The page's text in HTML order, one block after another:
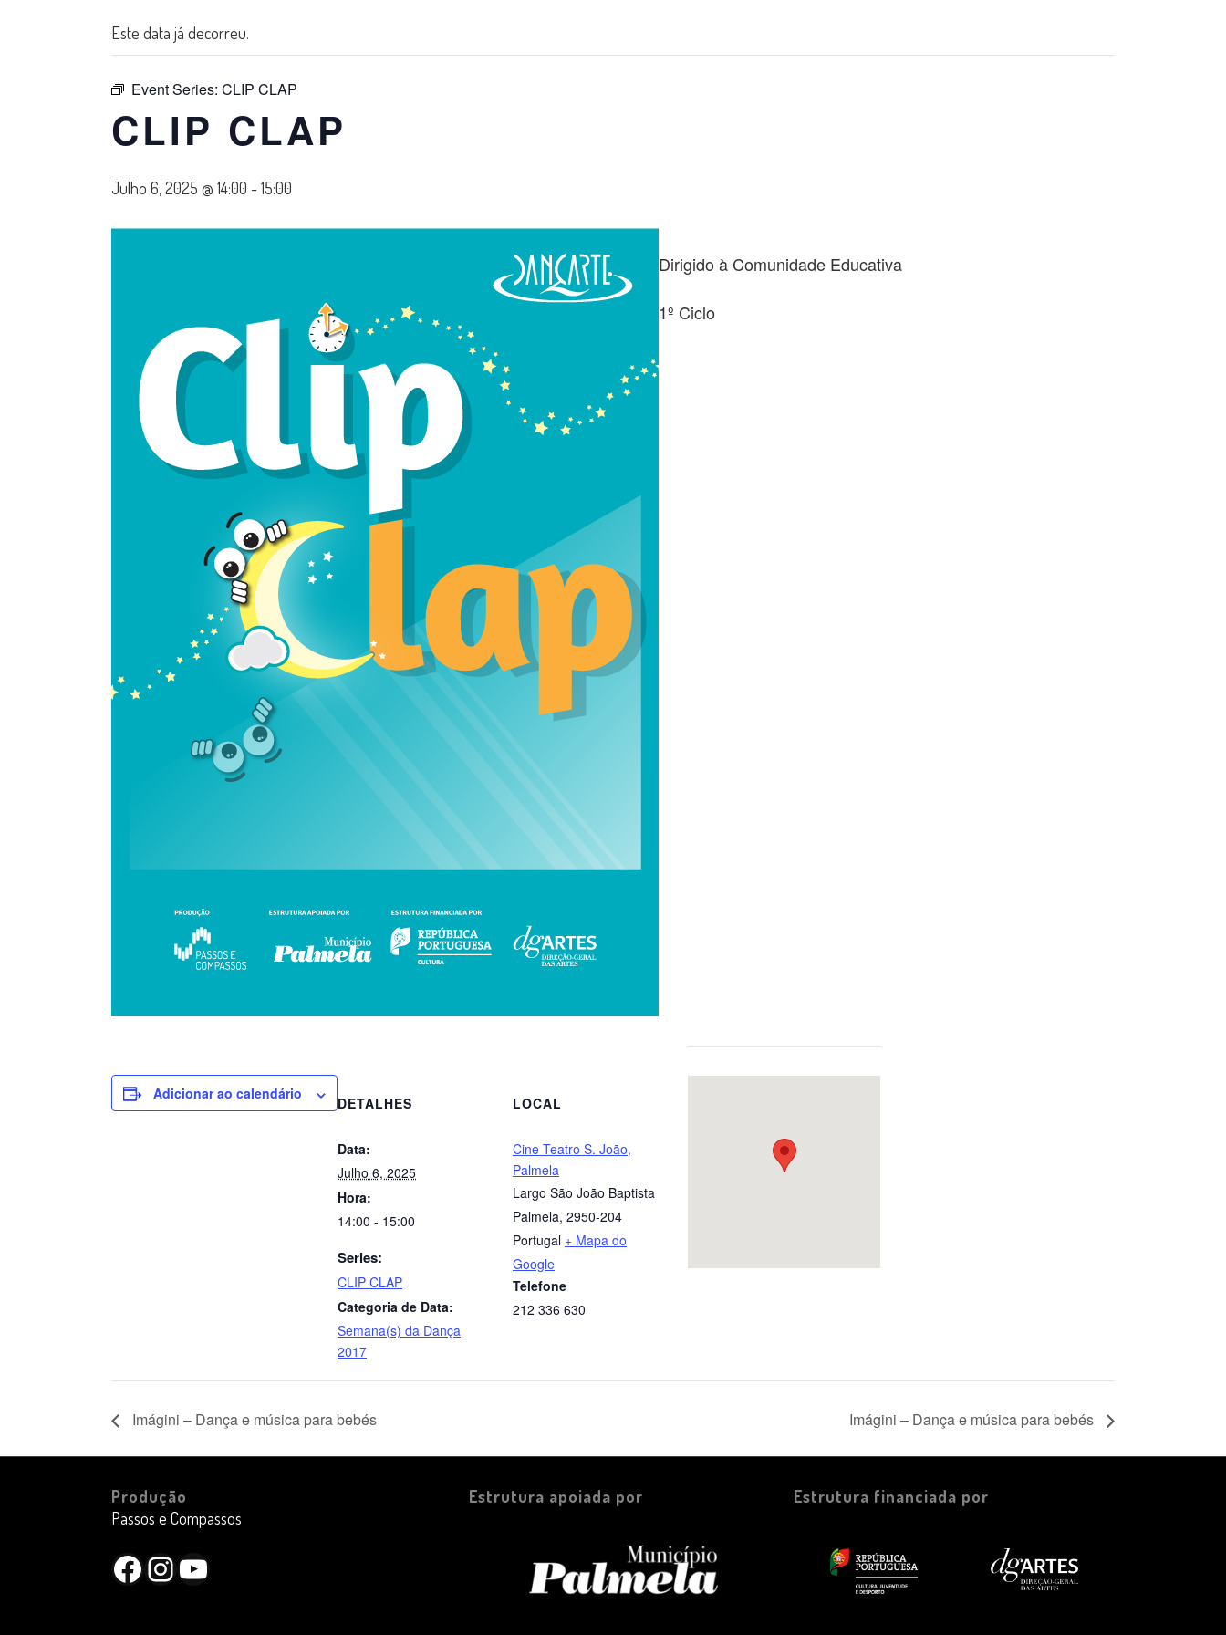
Este data já decorreu.
Event Series: CLIP CLAP
CLIP CLAP
Julho 6, 2025 @ 14:00 -15:00
Dirigido à Comunidade Educativa
1º Ciclo
Adicionar ao calendário
DETALHES
Data:
Julho 6, 2025
Hora:
14:00 - 15:00
Series:
CLIP CLAP
Categoria de Data:
Semana(s) da Dança
2017
LOCAL
Cine Teatro S. João,
Palmela
Largo São João Baptista
Palmela, 2950-204
Portugal + Mapa do
Google
Telefone
212 336 630
Imágini – Dança e música para bebés Imágini – Dança e música para bebés
Produção
Passos e Compassos
Facebook
Instagram
YouTube
Estrutura apoiada por Estrutura financiada por